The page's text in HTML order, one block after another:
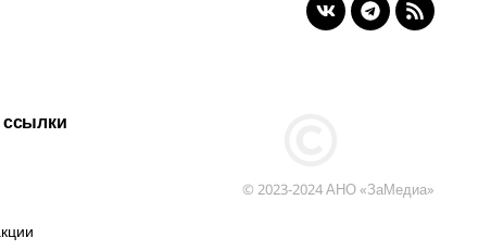
© 2023-2024 АНО «ЗаМедиа»